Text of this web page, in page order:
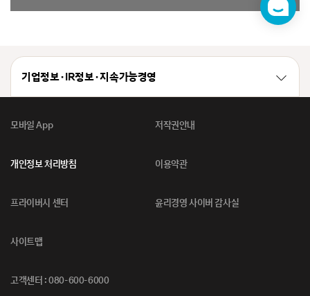
챗
봇
기업정보 · IR정보 · 지속가능경영
모바일 App 저작권안내
개인정보 처리방침 이용약관
프라이버시 센터 윤리경영 사이버 감사실
사이트맵
고객센터 : 080-600-6000